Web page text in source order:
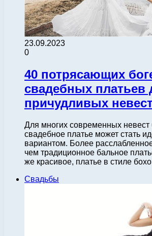
23.09.2023
0
40 потрясающих
свадебных платьев
причудливых невест
Для многих современных невест
свадебное платье может стать
вариантом. Более
чем традиционное бальное
же красивое, платье в стиле
Свадьбы